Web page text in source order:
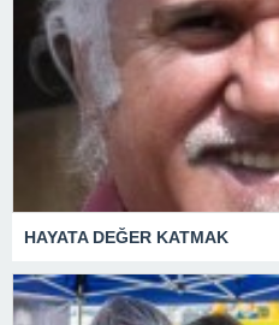
HAYATA DEĞER KATMAK